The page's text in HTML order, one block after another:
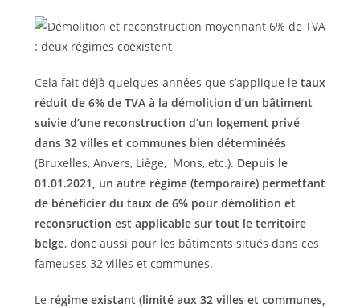
Cela fait déjà quelques années que s’applique le taux
réduit de 6% de TVA à la démolition d’un bâtiment
suivie d’une reconstruction d’un logement privé
dans 32 villes et communes bien déterminéés
(Bruxelles, Anvers, Liège, Mons, etc.). Depuis le
01.01.2021, un autre régime (temporaire) permettant
de bénéficier du taux de 6% pour démolition et
reconsruction est applicable sur tout le territoire
belge, donc aussi pour les bâtiments situés dans ces
fameuses 32 villes et communes.
Le régime existant (limité aux 32 villes et communes,